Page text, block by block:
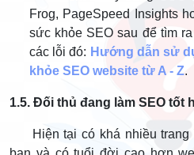
Frog, PageSpeed Insights
sức khỏe SEO sau để tìm
các lỗi đó: Hướng dẫn sử
khỏe SEO website từ A - Z.
1.5. Đối thủ đang làm SEO tốt
Hiện tại có khá nhiều trang